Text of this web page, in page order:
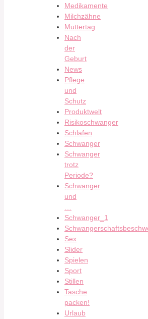
Medikamente
Milchzähne
Muttertag
Nach
der
Geburt
News
Pflege
und
Schutz
Produktwelt
Risikoschwanger
Schlafen
Schwanger
Schwanger
trotz
Periode?
Schwanger
und
Schwanger_1
Sex
Slider
Spielen
Sport
Stillen
Tasche
packen!
Urlaub